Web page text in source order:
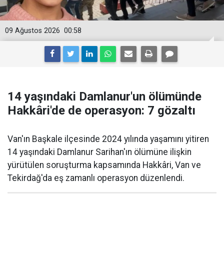
00:58
09 Ağustos 2026
14 yaşındaki Damlanur'un ölümünde
Hakkâri'de de operasyon: 7 gözaltı
Van'ın Başkale ilçesinde 2024 yılında yaşamını yitiren
14 yaşındaki Damlanur Sarihan'ın ölümüne ilişkin
yürütülen soruşturma kapsamında Hakkâri, Van ve
Tekirdağ'da eş zamanlı operasyon düzenlendi.